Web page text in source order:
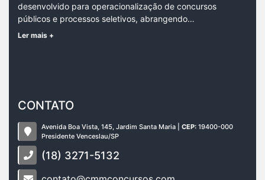
desenvolvido para operacionalização de concursos
públicos e processos seletivos, abrangendo…
Ler mais +
CONTATO
Avenida Boa Vista, 145, Jardim Santa Maria | CEP: 19400-000
Presidente Venceslau/SP
(18) 3271-5132